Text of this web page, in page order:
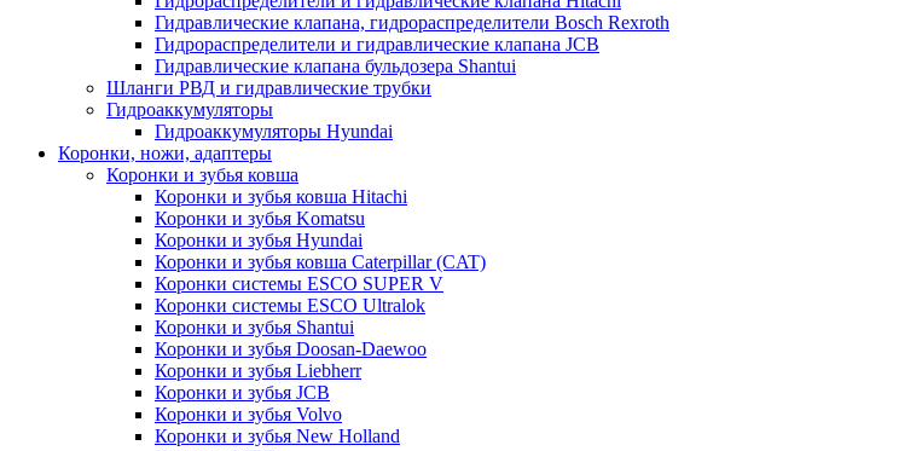
Гидравлические клапана, гидрораспределители Bosch Rexroth
Гидрораспределители и гидравлические клапана JCB
Гидравлические клапана бульдозера Shantui
Шланги РВД и гидравлические трубки
Гидроаккумуляторы
Гидроаккумуляторы Hyundai
Коронки, ножи, адаптеры
Коронки и зубья ковша
Коронки и зубья ковша Hitachi
Коронки и зубья Komatsu
Коронки и зубья Hyundai
Коронки и зубья ковша Caterpillar (CAT)
Коронки системы ESCO SUPER V
Коронки системы ESCO Ultralok
Коронки и зубья Shantui
Коронки и зубья Doosan-Daewoo
Коронки и зубья Liebherr
Коронки и зубья JCB
Коронки и зубья Volvo
Коронки и зубья New Holland